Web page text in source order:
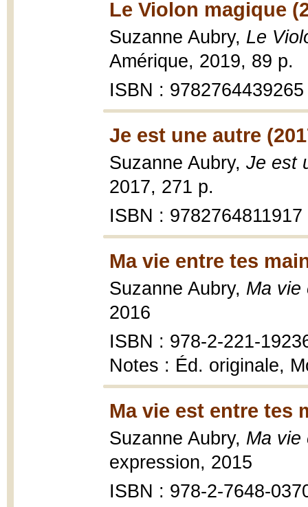
Le Violon magique
Suzanne Aubry, Le
Amérique, 2019, 89 p.
ISBN : 9782764439265
Je est une autre
Suzanne Aubry, Je est
2017, 271 p.
ISBN : 9782764811917
Ma vie entre tes
Suzanne Aubry, Ma vie
2016
ISBN : 978-2-221-
Notes : Éd. originale,
Ma vie est entre tes
Suzanne Aubry, Ma vie
expression, 2015
ISBN : 978-2-7648-